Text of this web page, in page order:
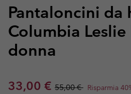
Pantaloncini da
Columbia
donna
Sale price:
33,00 € Regular price:
55,00 € Risparmia